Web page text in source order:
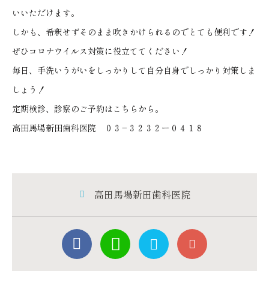
いいただけます。
しかも、希釈せずそのまま吹きかけられるのでとても便利です！
ぜひコロナウイルス対策に役立ててください！
毎日、手洗いうがいをしっかりして自分自身でしっかり対策しま
しょう！
定期検診、診察のご予約はこちらから。
高田馬場新田歯科医院 ０３−３２３２ー０４１８
高田馬場新田歯科医院